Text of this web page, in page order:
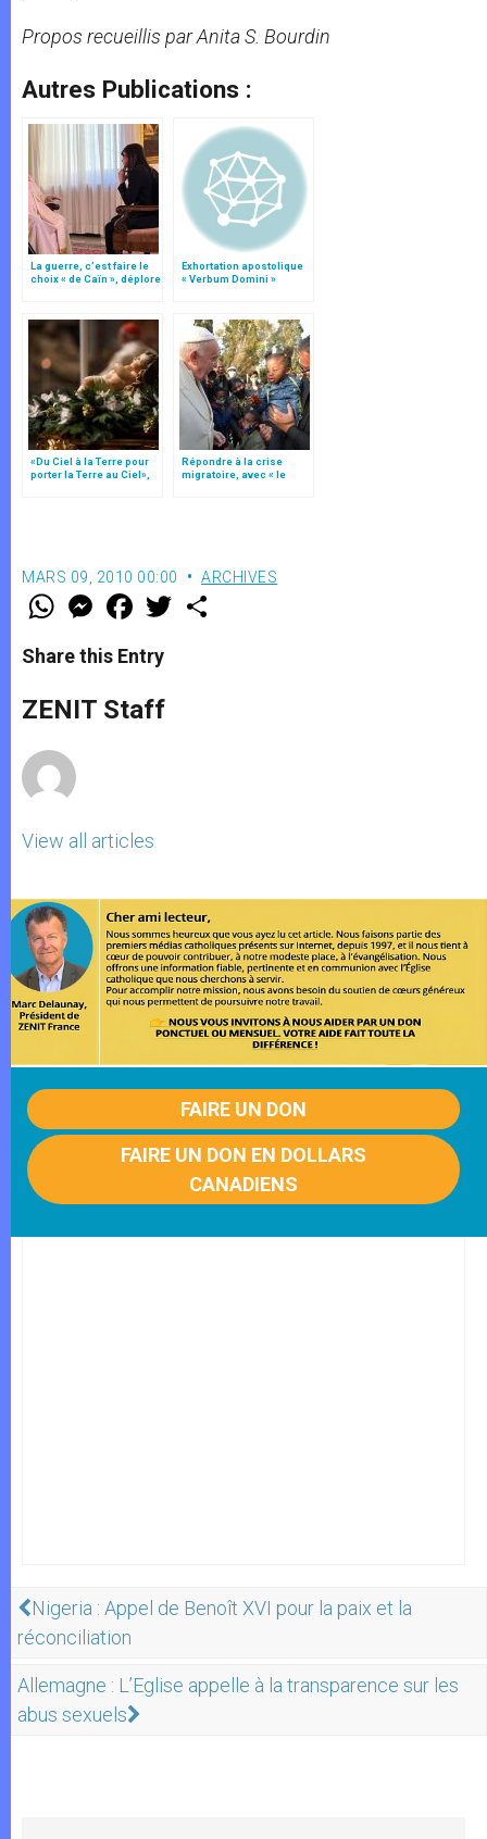
Propos recueillis parAnita S. Bourdin
Autres Publications :
La guerre, c’est faire le
choix « de Caïn », déplore
Exhortation apostolique
« Verbum Domini »
«Du Ciel à la Terre pour
porter la Terre au Ciel»,
Répondre à la crise
migratoire, avec « le
MARS 09, 2010 00:00 ARCHIVES
W
t
s
p
p
M
e
s
e
g
e
F
a
e
b
o
k
w
Share this Entry
ZENIT Staff
View all articles
FAIRE UN DON
FAIRE UN DON EN DOLLARS
CANADIENS
Nigeria : Appel de Benoît XVI pour la paix et la
réconciliation
Allemagne : L’Eglise appelle à la transparence sur les
abus sexuels